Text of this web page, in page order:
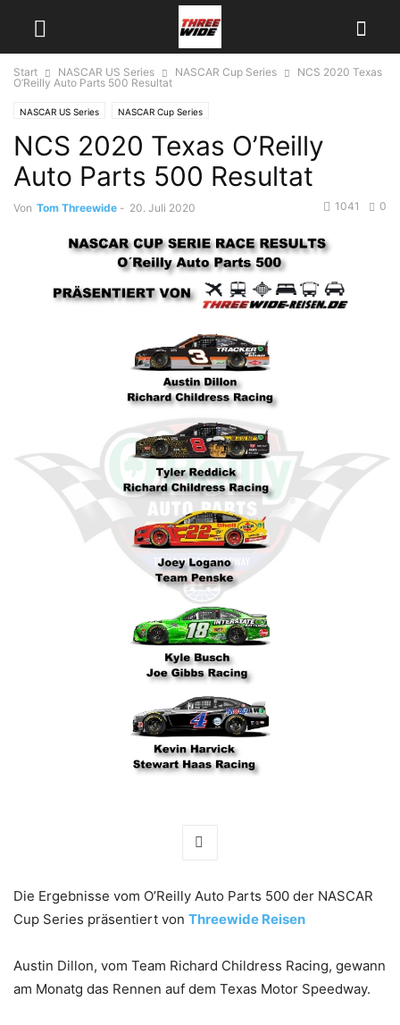
Start NASCAR US Series NASCAR Cup Series
NCS 2020 Texas
O’Reilly Auto Parts 500 Resultat
NASCAR US Series NASCAR Cup Series
NCS 2020 Texas O’Reilly
Auto Parts 500 Resultat
Von Tom Threewide - 20. Juli 2020 0
1041
Die Ergebnisse vom O’Reilly Auto Parts 500 der NASCAR
Cup Series präsentiert von Threewide Reisen
Austin Dillon, vom Team Richard Childress Racing, gewann
am Monatg das Rennen auf dem Texas Motor Speedway.